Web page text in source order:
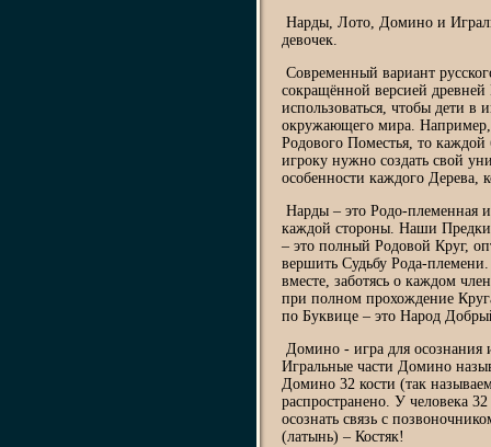
Нарды, Лото, Домино и
девочек.
Современный вариант
сокращённой версией
использоваться, чтобы дети в
окружающего мира. Например,
Родового Поместья, то каждой
игроку нужно создать свой
особенности каждого Дерева,
Нарды – это Родо-племенная
каждой стороны. Наши
– это полный Родовой Круг,
вершить Судьбу Рода-
вместе, заботясь о каждом
при полном прохождение
по Буквице – это Народ
Домино - игра для осознания
Игральные части Домино
Домино 32 кости (так
распространено. У человека
осознать связь с
(латынь) – Костяк!